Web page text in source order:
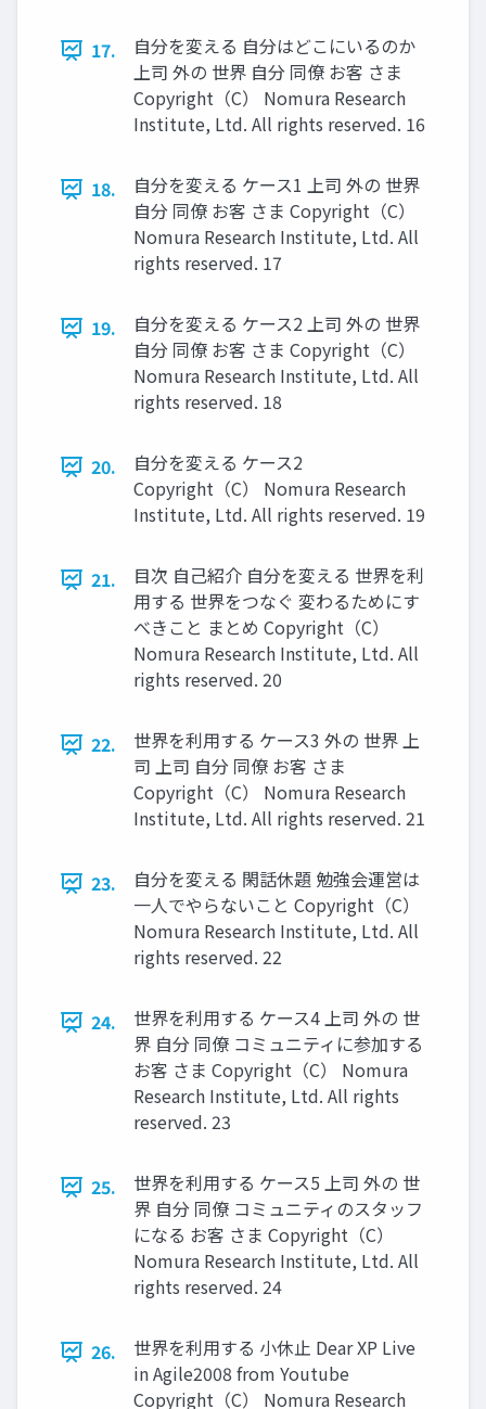
17.
自分を変える 自分はどこにいるのか
上司 外の 世界 自分 同僚 お客 さま
Copyright（C） Nomura Research
Institute, Ltd. All rights reserved. 16
18.
自分を変える ケース1 上司 外の 世界
自分 同僚 お客 さま Copyright（C）
Nomura Research Institute, Ltd. All
rights reserved. 17
19.
自分を変える ケース2 上司 外の 世界
自分 同僚 お客 さま Copyright（C）
Nomura Research Institute, Ltd. All
rights reserved. 18
20.
自分を変える ケース2
Copyright（C） Nomura Research
Institute, Ltd. All rights reserved. 19
21.
目次 自己紹介 自分を変える 世界を利
用する 世界をつなぐ 変わるためにす
べきこと まとめ Copyright（C）
Nomura Research Institute, Ltd. All
rights reserved. 20
22.
世界を利用する ケース3 外の 世界 上
司 上司 自分 同僚 お客 さま
Copyright（C） Nomura Research
Institute, Ltd. All rights reserved. 21
23.
自分を変える 閑話休題 勉強会運営は
一人でやらないこと Copyright（C）
Nomura Research Institute, Ltd. All
rights reserved. 22
24.
世界を利用する ケース4 上司 外の 世
界 自分 同僚 コミュニティに参加する
お客 さま Copyright（C） Nomura
Research Institute, Ltd. All rights
reserved. 23
25.
世界を利用する ケース5 上司 外の 世
界 自分 同僚 コミュニティのスタッフ
になる お客 さま Copyright（C）
Nomura Research Institute, Ltd. All
rights reserved. 24
26.
世界を利用する 小休止 Dear XP Live
in Agile2008 from Youtube
Copyright（C） Nomura Research